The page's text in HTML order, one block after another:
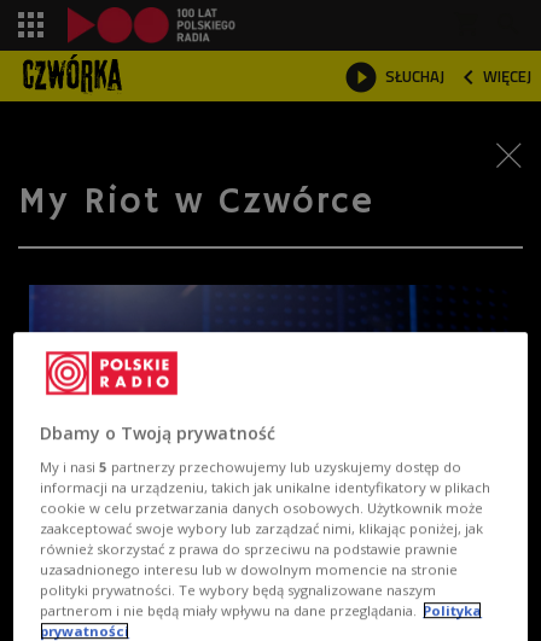
 SŁUCHAJ  WIĘCEJ

My Riot w Czwórce
Dbamy o Twoją prywatność
My i nasi5 partnerzy przechowujemy lub uzyskujemy dostęp do
informacji na urządzeniu, takich jak unikalne identyfikatory w plikach
cookie w celu przetwarzania danych osobowych. Użytkownik może
zaakceptować swoje wybory lub zarządzać nimi, klikając poniżej, jak
również skorzystać z prawa do sprzeciwu na podstawie prawnie
uzasadnionego interesu lub w dowolnym momencie na stronie
polityki prywatności. Te wybory będą sygnalizowane naszym
partnerom i nie będą miały wpływu na dane przeglądania.
Polityka
prywatności